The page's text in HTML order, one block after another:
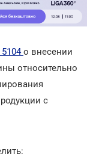
о внесении
относительно
с